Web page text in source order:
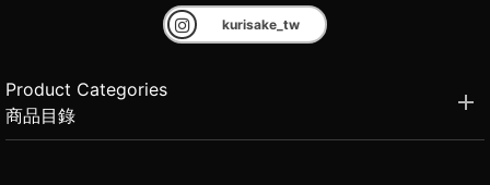
kurisake_tw
Product Categories
商品目錄